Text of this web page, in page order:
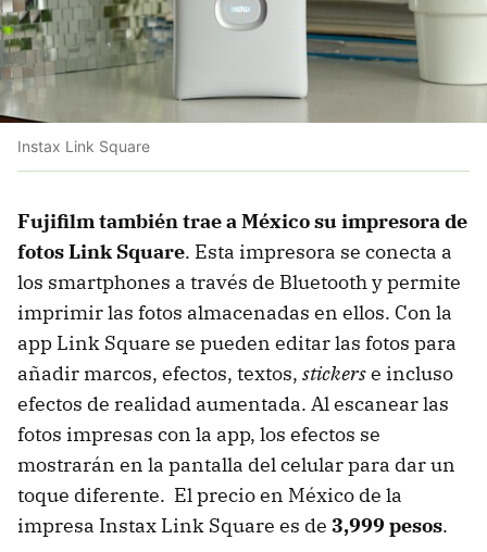
Instax Link Square
Fujifilm también trae a México su impresora de
fotos Link Square. Esta impresora se conecta a
los smartphones a través de Bluetooth y permite
imprimir las fotos almacenadas en ellos. Con la
app Link Square se pueden editar las fotos para
añadir marcos, efectos, textos, stickerse incluso
efectos de realidad aumentada. Al escanear las
fotos impresas con la app, los efectos se
mostrarán en la pantalla del celular para dar un
toque diferente. El precio en México de la
impresa Instax Link Square es de 3,999 pesos.